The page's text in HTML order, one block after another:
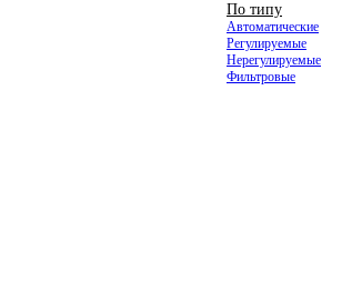
По типу
Автоматические
Регулируемые
Нерегулируемые
Фильтровые